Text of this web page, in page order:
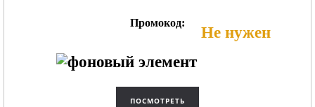
Промокод:
Не нужен